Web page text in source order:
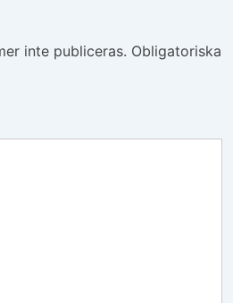
inte publiceras. Obligatoriska